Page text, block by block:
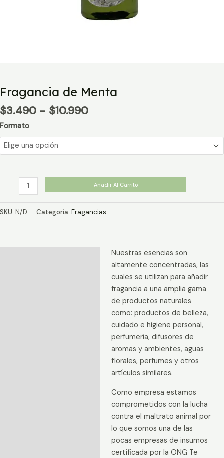
Fragancia de Menta
$3.490 - $10.990Rango
precios:
$3.490
hasta
$10.990
Formato
Fragancia
Añadir Al Carrito
SKU: N/D Categoría: Fragancias
Nuestras esencias son
altamente concentradas, las
cuales se utilizan para añadir
fragancia a una amplia gama
de productos naturales
como: productos de belleza,
cuidado e higiene personal,
perfumería, difusores de
aromas y ambientes, aguas
florales, perfumes y otros
artículos similares.
Como empresa estamos
comprometidos con la lucha
contra el maltrato animal por
lo que somos una de las
pocas empresas de insumos
certificada por la ONG Te